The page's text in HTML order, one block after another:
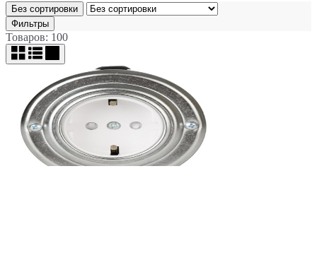
Без сортировки
Фильтры
Товаров: 100